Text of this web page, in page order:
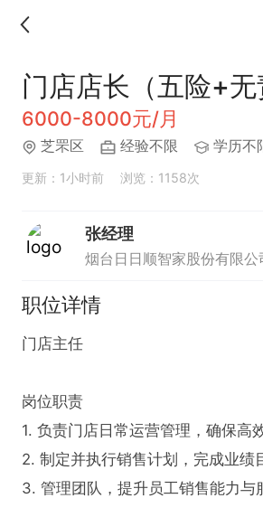
门店店长（五险+无
6000-8000元/月
芝罘区 经验不限 学历不
更新：1小时前 浏览：1158次
张经理
烟台日日顺智家股份有限公
职位详情
门店主任
岗位职责
1. 负责门店日常运营管理，确保高
2. 制定并执行销售计划，完成业绩
3. 管理团队，提升员工销售能力与